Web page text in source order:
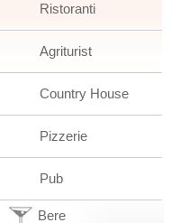
Ristoranti
Agriturist
Country House
Pizzerie
Pub
Bere